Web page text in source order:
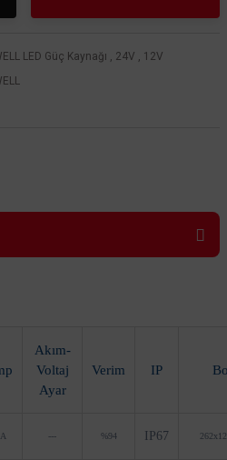
LED Güç Kaynağı 24V
12V
Akım-
Voltaj
Ayar
Verim IP
--- %94 IP67